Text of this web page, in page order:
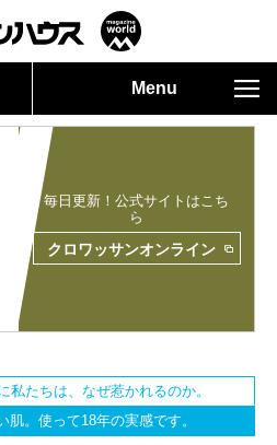
Menu
毎日更新！公式サイトはこち
ら
クロワッサンオンライン
私たちは、なぜ惹かれるのか。
肌。使って18年の実感です。